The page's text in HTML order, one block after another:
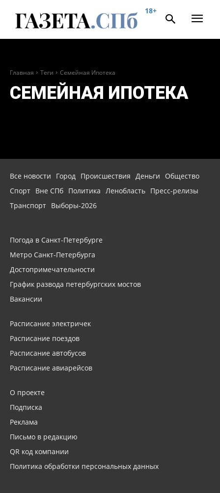
18+
Главная Теги Семейная Ипотека
СЕМЕЙНАЯ ИПОТЕКА
Все новости Город Происшествия Деньги
Общество
Спорт Вне СПб Политика Ленобласть Пресс-релизы
Транспорт Выборы-2026
Погода в Санкт-Петербурге
Метро Санкт-Петербурга
Достопримечательности
График развода петербургских мостов
Вакансии
Расписание электричек
Расписание поездов
Расписание автобусов
Расписание авиарейсов
О проекте
Подписка
Реклама
Письмо в редакцию
QR код компании
Политика обработки персональных данных